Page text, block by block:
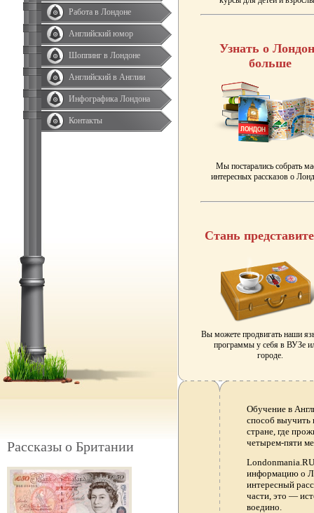
Работа в Лондоне
Английский юмор
Шоппинг в Лондоне
Английский в Англии
Инфографика Лондона
Контакты
Рассказы о Британии
Узнать о
больше
Мы постарались собрать
интересных рассказов о
Стань
Вы можете продвигать наши
программы у себя в ВУЗе
городе.
Обучение в
способ выучить
стране, где
четырем-пяти
информацию о
интересный
части, это —
воедино.